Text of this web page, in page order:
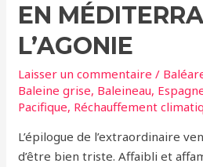
EN
L’AGONIE
Laisser un commentaire /
Baleine grise, Baleineau,
Pacifique, Réchauffement
L’épilogue de l’extraordinaire
d’être bien triste. Affaibli et